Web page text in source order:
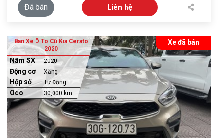
Đã bán Liên hệ
Xe đã bán
Bán Xe Ô Tô Cũ Kia Cerato
2020
Năm SX 2020
Động cơ Xăng
Hộp số Tự Động
Odo 30,000 km